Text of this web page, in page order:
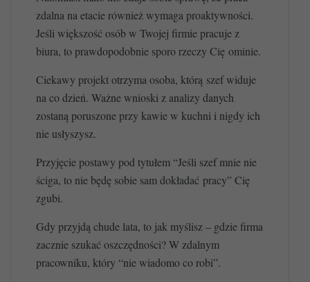
zdalna na etacie również wymaga proaktywności.
Jeśli większość osób w Twojej firmie pracuje z
biura, to prawdopodobnie sporo rzeczy Cię ominie.
Ciekawy projekt otrzyma osoba, którą szef widuje
na co dzień. Ważne wnioski z analizy danych
zostaną poruszone przy kawie w kuchni i nigdy ich
nie usłyszysz.
Przyjęcie postawy pod tytułem “Jeśli szef mnie nie
ściga, to nie będę sobie sam dokładać pracy” Cię
zgubi.
Gdy przyjdą chude lata, to jak myślisz – gdzie firma
zacznie szukać oszczędności? W zdalnym
pracowniku, który “nie wiadomo co robi”.